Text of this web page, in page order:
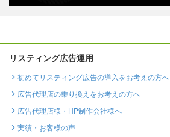
リスティング広告運用
初めてリスティング広告の導入をお考えの方へ
広告代理店の乗り換えをお考えの方へ
広告代理店様・HP制作会社様へ
実績・お客様の声